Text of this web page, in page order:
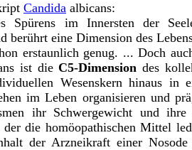
Candida albicans:
Spürens im Innersten der
berührt eine Dimension des
erstaunlich genug. ... Doch
ist dieC5-Dimension des
Wesenskern hinaus in
im Leben organisieren und
ihr Schwergewicht und ihre
die homöopathischen Mittel
der Arzneikraft einer